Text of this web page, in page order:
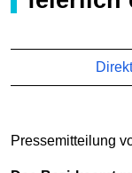
Pressemitteilung